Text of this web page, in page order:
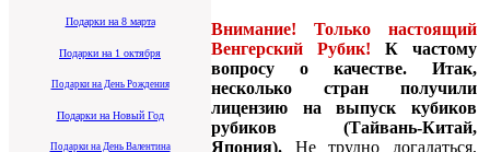
Подарки на 8 марта
Подарки на 1 октября
Подарки на День Рождения
Подарки на Новый Год
Подарки на День Валентина
Внимание! Только настоящий
Венгерский Рубик! К частому
вопросу о качестве. Итак,
несколько стран получили
лицензию на выпуск кубиков
рубиков (Тайвань-Китай,
Япония). Не трудно догадаться,